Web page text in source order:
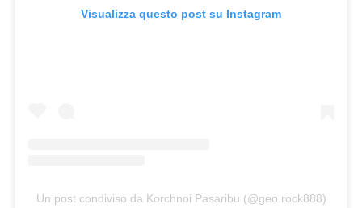
Visualizza questo post su Instagram
Un post condiviso da Korchnoi Pasaribu (@geo.rock888)